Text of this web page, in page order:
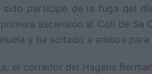
sido participe de la fuga del
primera ascensión al Coll de
y ha soltado a ambos
el corredor del Hagens